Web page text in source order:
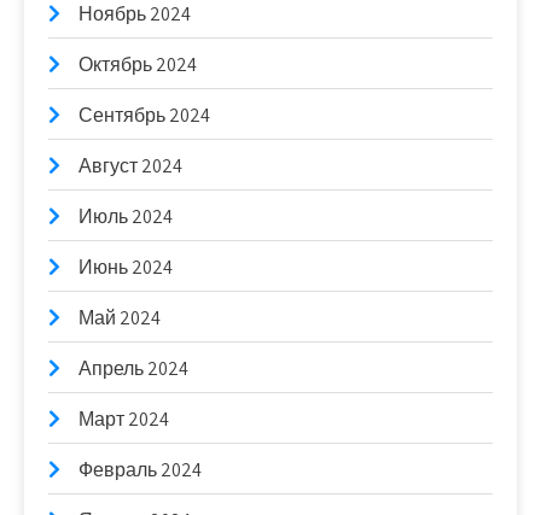
Ноябрь 2024
Октябрь 2024
Сентябрь 2024
Август 2024
Июль 2024
Июнь 2024
Май 2024
Апрель 2024
Март 2024
Февраль 2024